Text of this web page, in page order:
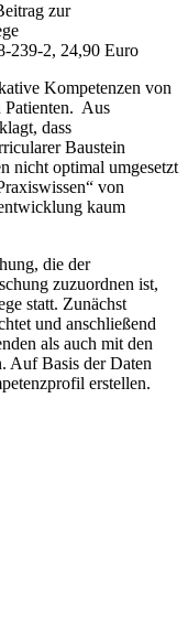
zur
239-2, 24,90 Euro
Kompetenzen von
Patienten. Aus
dass
Baustein
nicht optimal umgesetzt
von
kaum
die der
zuzuordnen ist,
statt. Zunächst
und anschließend
als auch mit den
Auf Basis der Daten
erstellen.